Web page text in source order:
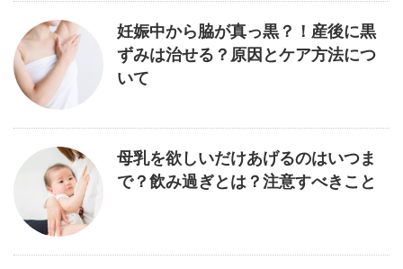
妊娠中から脇が真っ黒？！産後に黒
ずみは治せる？原因とケア方法につ
いて
母乳を欲しいだけあげるのはいつま
で？飲み過ぎとは？注意すべきこと